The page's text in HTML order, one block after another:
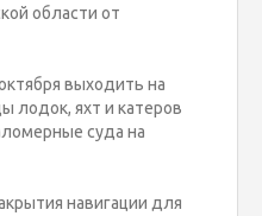
области от
выходить на
лодок, яхт и катеров
суда на
навигации для